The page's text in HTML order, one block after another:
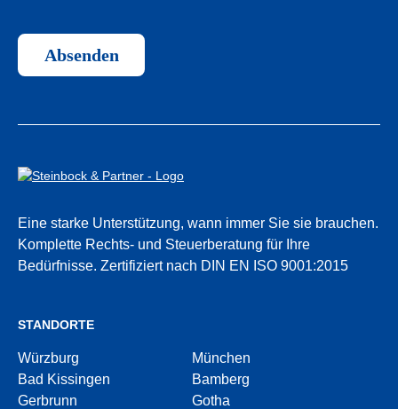
Absenden
Eine starke Unterstützung, wann immer Sie sie brauchen.
Komplette Rechts- und Steuerberatung für Ihre
Bedürfnisse. Zertifiziert nach DIN EN ISO 9001:2015
STANDORTE
Würzburg
München
Bad Kissingen
Bamberg
Gerbrunn
Gotha